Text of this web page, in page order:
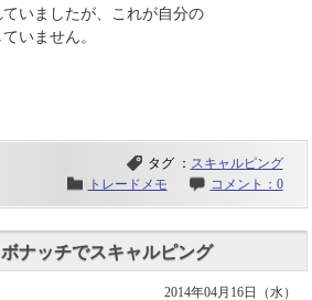
いましたが、これが自分の
いません。
タグ ： スキャルピング
トレードメモ
コメント：0
ナッチでスキャルピング
2014年04月16日（水）